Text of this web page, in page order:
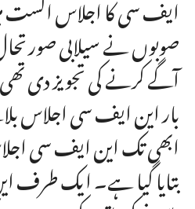
صوبوں نے سیلابی
آگے کرنے کی تجویز دی تھی
بار این ایف سی اجلاس
ابھی تک این ایف سی
بتایا گیا ہے۔ ایک